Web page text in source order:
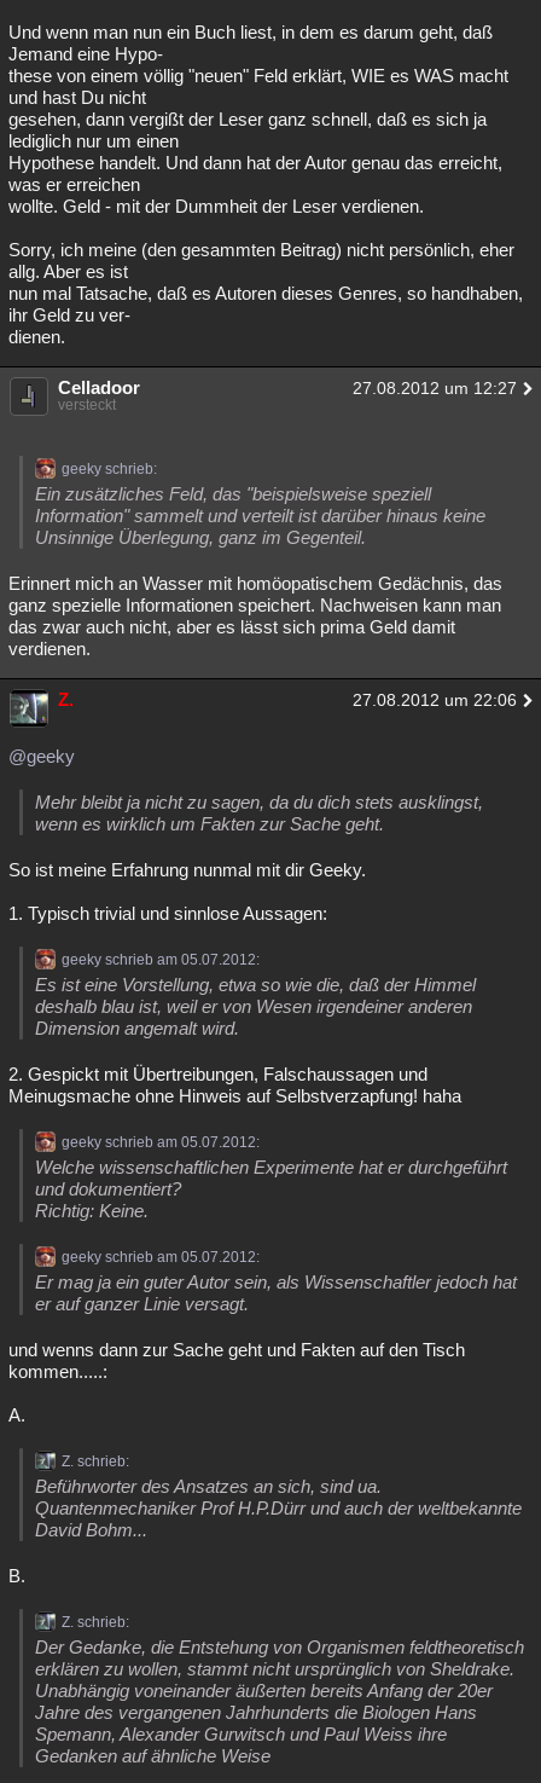
Und wenn man nun ein Buch liest, in dem es darum geht, daß
Jemand eine Hypo-
these von einem völlig "neuen" Feld erklärt, WIE es WAS macht
und hast Du nicht
gesehen, dann vergißt der Leser ganz schnell, daß es sich ja
lediglich nur um einen
Hypothese handelt. Und dann hat der Autor genau das erreicht,
was er erreichen
wollte. Geld - mit der Dummheit der Leser verdienen.
Sorry, ich meine (den gesammten Beitrag) nicht persönlich, eher
allg. Aber es ist
nun mal Tatsache, daß es Autoren dieses Genres, so handhaben,
ihr Geld zu ver-
dienen.
Celladoor 27.08.2012 um 12:27
versteckt
geeky schrieb:
Ein zusätzliches Feld, das "beispielsweise speziell
Information" sammelt und verteilt ist darüber hinaus keine
Unsinnige Überlegung, ganz im Gegenteil.
Erinnert mich an Wasser mit homöopatischem Gedächnis, das
ganz spezielle Informationen speichert. Nachweisen kann man
das zwar auch nicht, aber es lässt sich prima Geld damit
verdienen.
Z. 27.08.2012 um 22:06
@geeky
Mehr bleibt ja nicht zu sagen, da du dich stets ausklingst,
wenn es wirklich um Fakten zur Sache geht.
So ist meine Erfahrung nunmal mit dir Geeky.
1. Typisch trivial und sinnlose Aussagen:
geeky schrieb am 05.07.2012:
Es ist eine Vorstellung, etwa so wie die, daß der Himmel
deshalb blau ist, weil er von Wesen irgendeiner anderen
Dimension angemalt wird.
2. Gespickt mit Übertreibungen, Falschaussagen und
Meinugsmache ohne Hinweis auf Selbstverzapfung! haha
geeky schrieb am 05.07.2012:
Welche wissenschaftlichen Experimente hat er durchgeführt
und dokumentiert?
Richtig: Keine.
geeky schrieb am 05.07.2012:
Er mag ja ein guter Autor sein, als Wissenschaftler jedoch hat
er auf ganzer Linie versagt.
und wenns dann zur Sache geht und Fakten auf den Tisch
kommen.....:
A.
Z. schrieb:
Beführworter des Ansatzes an sich, sind ua.
Quantenmechaniker Prof H.P.Dürr und auch der weltbekannte
David Bohm...
B.
Z. schrieb:
Der Gedanke, die Entstehung von Organismen feldtheoretisch
erklären zu wollen, stammt nicht ursprünglich von Sheldrake.
Unabhängig voneinander äußerten bereits Anfang der 20er
Jahre des vergangenen Jahrhunderts die Biologen Hans
Spemann, Alexander Gurwitsch und Paul Weiss ihre
Gedanken auf ähnliche Weise